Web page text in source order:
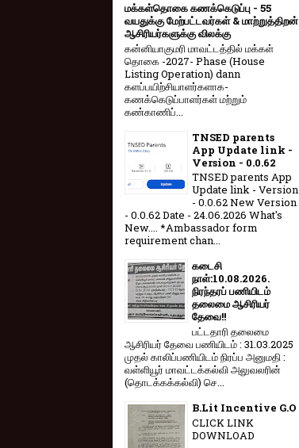
மக்கள்தொகை கணக்கெடுப்பு - 55
வயதுக்கு மேற்பட்டவர்கள் & மாற்றுத்திறன்
ஆசிரியர்களுக்கு விலக்கு
கன்னியாகுமரி மாவட்டத்தில் மக்கள்
தொகை -2027- Phase (House
Listing Operation) dann
களப்பயிற்சியாளர்களாக-
கணக்கெடுப்பாளர்கள் மற்றும்
கண்காணிப்...
TNSED parents
App Update link -
Version - 0.0.62
TNSED parents App
Update link - Version
- 0.0.62 New Version
- 0.0.62 Date - 24.06.2026 What's
New.... *Ambassador form
requirement chan...
கடைசி
நாள்:10.08.2026.
நிரந்தரப் பணியிடம்
தலைமை ஆசிரியர்
தேவை!!
பட்டதாரி தலைமை
ஆசிரியர் தேவை பணியிடம் : 31.03.2025
முதல் காலிப்பணியிடம் நிரப்ப அனுமதி :
வள்ளியூர் மாவட்டக்கல்வி அலுவலரின்
(தொடக்கக்கல்வி) செ...
B.Lit Incentive G.O
CLICK LINK
DOWNLOAD